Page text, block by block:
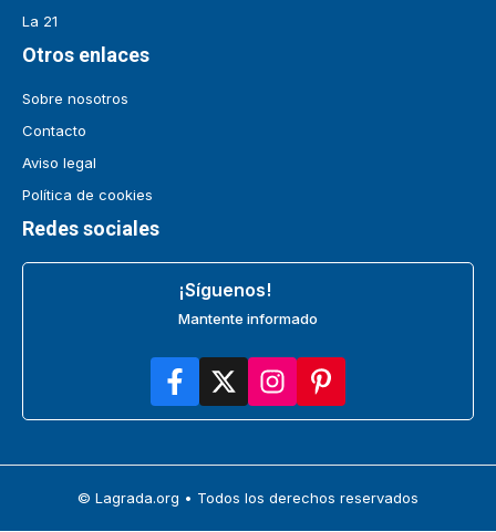
La 21
Otros enlaces
Sobre nosotros
Contacto
Aviso legal
Política de cookies
Redes sociales
¡Síguenos!
Mantente informado
© Lagrada.org • Todos los derechos reservados